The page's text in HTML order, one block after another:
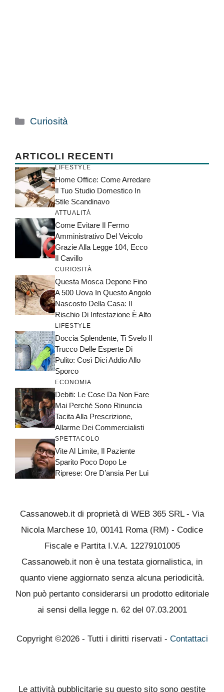
Categorie
Curiosità
ARTICOLI RECENTI
LIFESTYLE
Home Office: Come Arredare
Il Tuo Studio Domestico In
Stile Scandinavo
ATTUALITÀ
Come Evitare Il Fermo
Amministrativo Del Veicolo
Grazie Alla Legge 104, Ecco
Il Cavillo
CURIOSITÀ
Questa Mosca Depone Fino
A 500 Uova In Questo Angolo
Nascosto Della Casa: Il
Rischio Di Infestazione È Alto
LIFESTYLE
Doccia Splendente, Ti Svelo Il
Trucco Delle Esperte Di
Pulito: Così Dici Addio Allo
Sporco
ECONOMIA
Debiti: Le Cose Da Non Fare
Mai Perché Sono Rinuncia
Tacita Alla Prescrizione,
Allarme Dei Commercialisti
SPETTACOLO
Vite Al Limite, Il Paziente
Sparito Poco Dopo Le
Riprese: Ore D’ansia Per Lui
Cassanoweb.it di proprietà di WEB 365 SRL - Via
Nicola Marchese 10, 00141 Roma (RM) - Codice
Fiscale e Partita I.V.A. 12279101005
Cassanoweb.it non è una testata giornalistica, in
quanto viene aggiornato senza alcuna periodicità.
Non può pertanto considerarsi un prodotto editoriale
ai sensi della legge n. 62 del 07.03.2001
Copyright ©2026 - Tutti i diritti riservati - Contattaci
Le attività pubblicitarie su questo sito sono gestite